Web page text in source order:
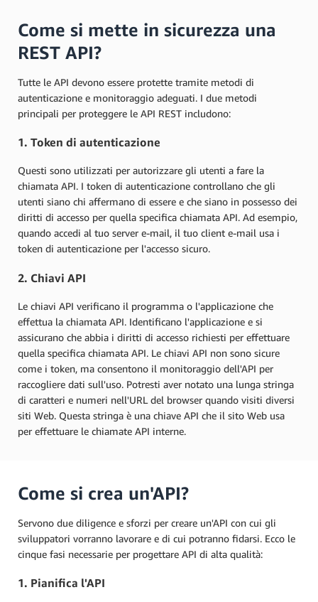
Come si mette in sicurezza una
REST API?
Tutte le API devono essere protette tramite metodi di
autenticazione e monitoraggio adeguati. I due metodi
principali per proteggere le API REST includono:
1. Token di autenticazione
Questi sono utilizzati per autorizzare gli utenti a fare la
chiamata API. I token di autenticazione controllano che gli
utenti siano chi affermano di essere e che siano in possesso dei
diritti di accesso per quella specifica chiamata API. Ad esempio,
quando accedi al tuo server e-mail, il tuo client e-mail usa i
token di autenticazione per l'accesso sicuro.
2. Chiavi API
Le chiavi API verificano il programma o l'applicazione che
effettua la chiamata API. Identificano l'applicazione e si
assicurano che abbia i diritti di accesso richiesti per effettuare
quella specifica chiamata API. Le chiavi API non sono sicure
come i token, ma consentono il monitoraggio dell'API per
raccogliere dati sull'uso. Potresti aver notato una lunga stringa
di caratteri e numeri nell'URL del browser quando visiti diversi
siti Web. Questa stringa è una chiave API che il sito Web usa
per effettuare le chiamate API interne.
Come si crea un'API?
Servono due diligence e sforzi per creare un'API con cui gli
sviluppatori vorranno lavorare e di cui potranno fidarsi. Ecco le
cinque fasi necessarie per progettare API di alta qualità:
1. Pianifica l'API